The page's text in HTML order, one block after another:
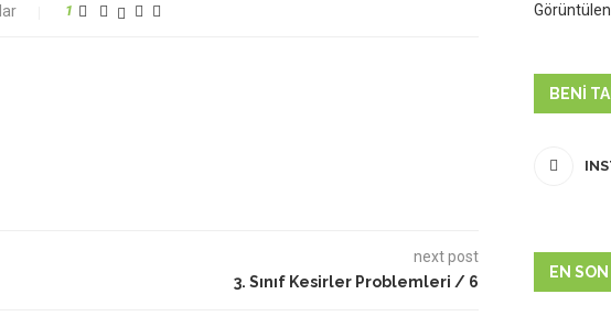
1
next post
3. Sınıf Kesirler Problemleri / 6
BENI
EN